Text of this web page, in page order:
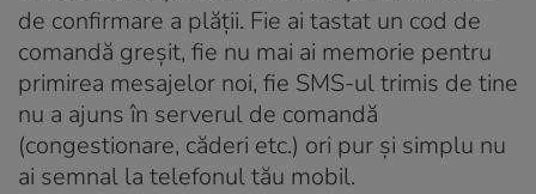
de confirmare a plății. Fie ai tastat un cod de
comandă greșit, fie nu mai ai memorie pentru
primirea mesajelor noi, fie SMS-ul trimis de tine
nu a ajuns în serverul de comandă
(congestionare, căderi etc.) ori pur și simplu nu
ai semnal la telefonul tău mobil.